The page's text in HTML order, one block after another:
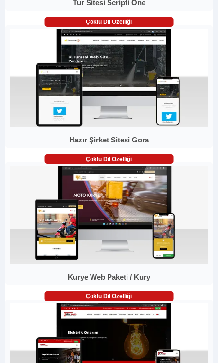
Tur Sitesi Scripti One
Çoklu Dil Özelliği
Hazır Şirket Sitesi Gora
Çoklu Dil Özelliği
Kurye Web Paketi / Kury
Çoklu Dil Özelliği